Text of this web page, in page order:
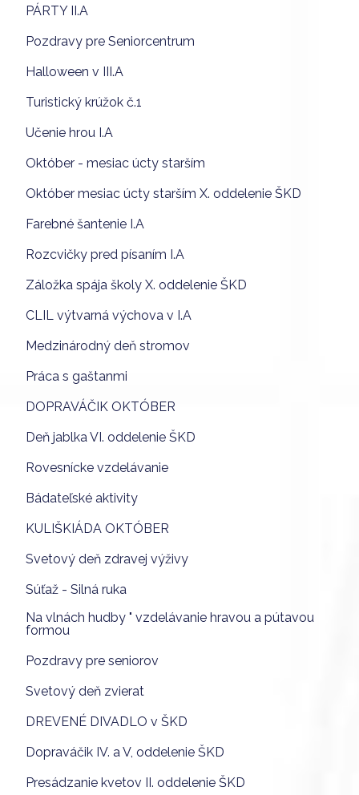
PÁRTY II.A
Pozdravy pre Seniorcentrum
Halloween v III.A
Turistický krúžok č.1
Učenie hrou I.A
Október - mesiac úcty starším
Október mesiac úcty starším X. oddelenie ŠKD
Farebné šantenie I.A
Rozcvičky pred písaním I.A
Záložka spája školy X. oddelenie ŠKD
CLIL výtvarná výchova v I.A
Medzinárodný deň stromov
Práca s gaštanmi
DOPRAVÁČIK OKTÓBER
Deň jablka VI. oddelenie ŠKD
Rovesnícke vzdelávanie
Bádateľské aktivity
KULIŠKIÁDA OKTÓBER
Svetový deň zdravej výživy
Súťaž - Silná ruka
Na vlnách hudby " vzdelávanie hravou a pútavou
formou
Pozdravy pre seniorov
Svetový deň zvierat
DREVENÉ DIVADLO v ŠKD
Dopraváčik IV. a V, oddelenie ŠKD
Presádzanie kvetov II. oddelenie ŠKD